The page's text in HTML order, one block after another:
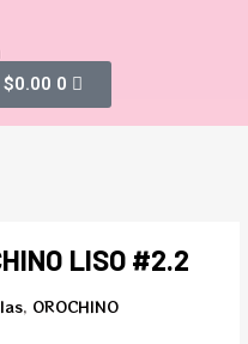
$0.00 0
LISO #2.2
, OROCHINO